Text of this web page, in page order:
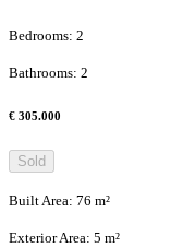
Bedrooms: 2
Bathrooms: 2
€ 305.000
Sold
Built Area: 76 m²
Exterior Area: 5 m²